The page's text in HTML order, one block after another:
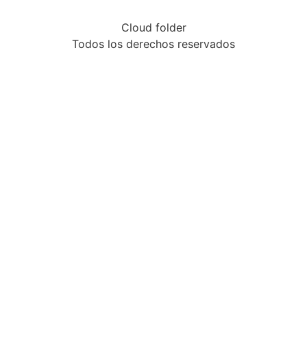
Cloud folder
Todos los derechos reservados